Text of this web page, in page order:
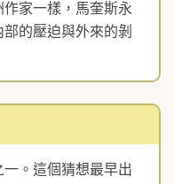
家一樣，馬奎斯永
的壓迫與外來的剝
。這個猜想最早出